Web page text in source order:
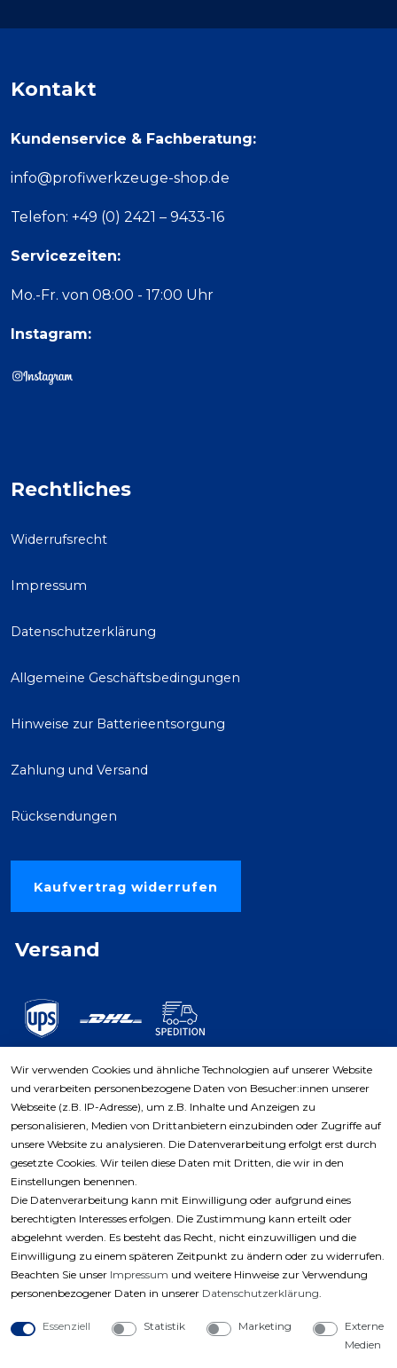
Kontakt
Kundenservice & Fachberatung:
info@profiwerkzeuge-shop.de
Telefon: +49 (0) 2421 – 9433-16
Servicezeiten:
Mo.-Fr. von 08:00 - 17:00 Uhr
Instagram:
Rechtliches
Widerrufsrecht
Impressum
Datenschutzerklärung
Allgemeine Geschäftsbedingungen
Hinweise zur Batterieentsorgung
Zahlung und Versand
Rücksendungen
Kaufvertrag widerrufen
Versand
Zahlungsarten
Wir verwenden Cookies und ähnliche Technologien auf unserer Website
und verarbeiten personenbezogene Daten von Besucher:innen unserer
Webseite (z.B. IP-Adresse), um z.B. Inhalte und Anzeigen zu
personalisieren, Medien von Drittanbietern einzubinden oder Zugriffe auf
unsere Website zu analysieren. Die Datenverarbeitung erfolgt erst durch
gesetzte Cookies. Wir teilen diese Daten mit Dritten, die wir in den
Einstellungen benennen.
Die Datenverarbeitung kann mit Einwilligung oder aufgrund eines
berechtigten Interesses erfolgen. Die Zustimmung kann erteilt oder
abgelehnt werden. Es besteht das Recht, nicht einzuwilligen und die
Einwilligung zu einem späteren Zeitpunkt zu ändern oder zu widerrufen.
Beachten Sie unser Impressum und weitere Hinweise zur Verwendung
personenbezogener Daten in unserer Daten­schutz­erklärung.
Essenziell Statistik Marketing
Externe
Medien